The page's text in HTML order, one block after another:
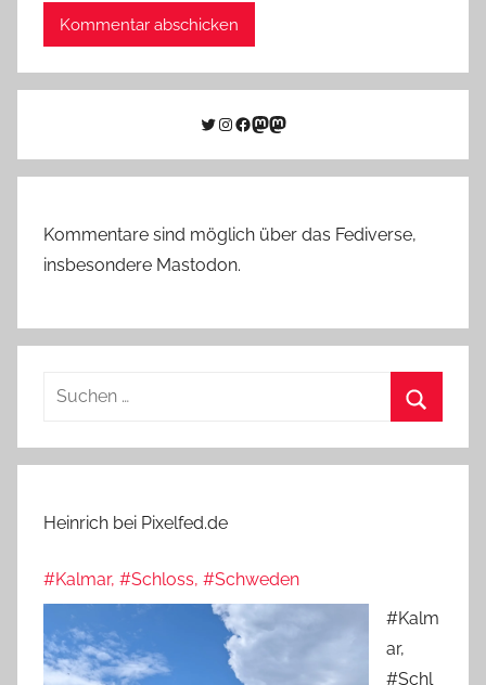
Twitter
Instagram
Facebook
Link zu Mastodon
Mastodon
Kommentare sind möglich über das Fediverse,
insbesondere Mastodon.
Suchen
Heinrich bei Pixelfed.de
#Kalmar, #Schloss, #Schweden
#Kalm
ar,
#Schl